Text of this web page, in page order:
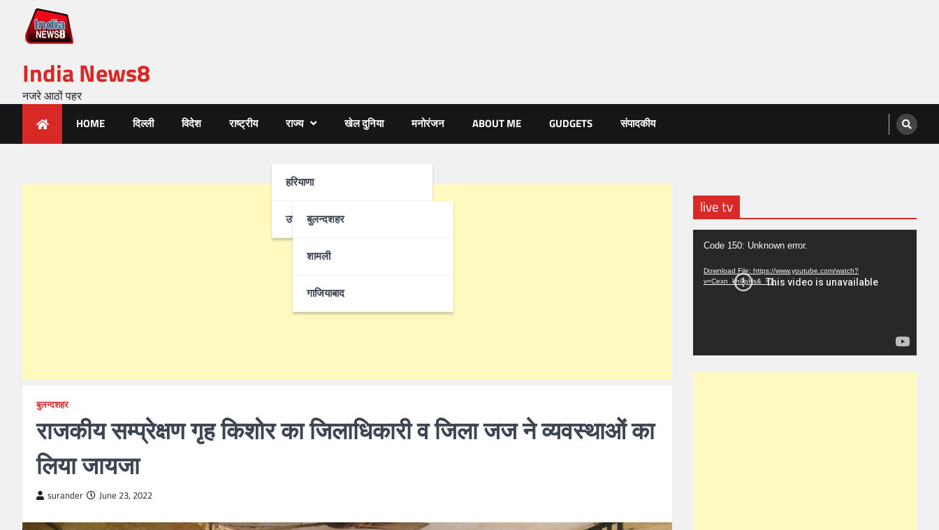
India News8
नजरे आठों पहर
HOME दिल्ली विदेश राष्ट्रीय राज्य
हरियाणा
उत्तर-प्रदेश
बुलन्दशहर
शामली
गाजियाबाद
खेल दुनिया मनोरंजन ABOUT ME GUDGETS संपादकीय
बुलन्दशहर
राजकीय सम्प्रेक्षण गृह किशोर का जिलाधिकारी व जिला जज ने व्यवस्थाओं का
लिया जायजा
surander June 23, 2022
live tv
Video
Player
Code 150: Unknown error.
Download File: https://www.youtube.com/watch?
v=Cexn_kh9pHs&_=1